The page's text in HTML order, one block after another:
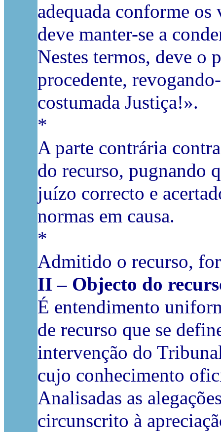
adequada conforme
deve manter-se a
Nestes termos, deve o
procedente,
costumada Justiça!».
*
A parte contrária
do recurso, pugnando
juízo correcto e
normas em causa.
*
Admitido o recurso,
II – Objecto do
É entendimento
de recurso que se
intervenção do
cujo conhecimento
Analisadas as
circunscrito à